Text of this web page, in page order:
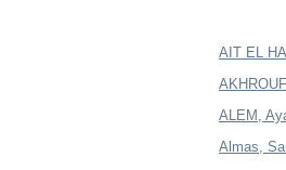
AIT EL
ALEM,
Almas,